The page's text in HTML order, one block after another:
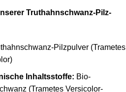
Truthahnschwanz-Pilz-
Pilzpulver (Trametes
Inhaltsstoffe: Bio-
(Trametes Versicolor-